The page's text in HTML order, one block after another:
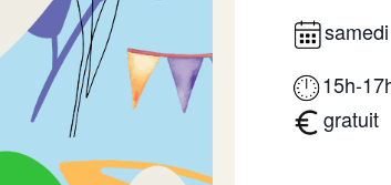
15h-
gratuit